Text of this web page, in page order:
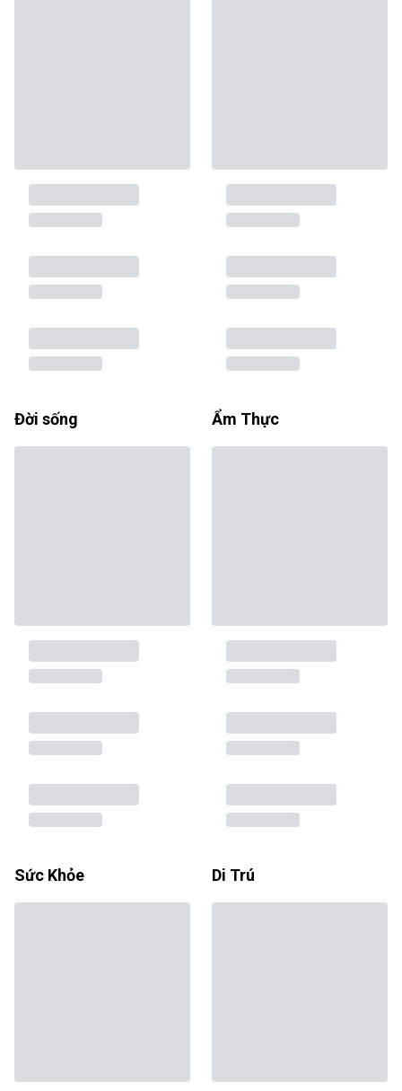
Đời sống Ẩm Thực
Sức Khỏe Di Trú